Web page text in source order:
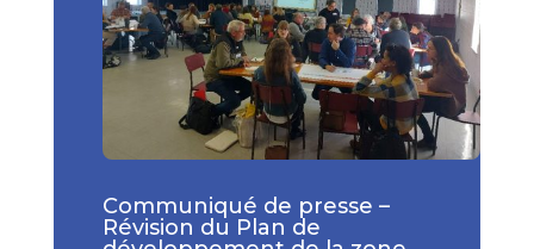
Communiqué de presse –
Révision du Plan de